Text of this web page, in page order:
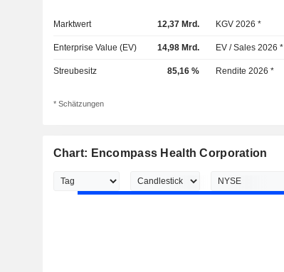
Marktwert 12,37 Mrd. KGV 2026 *
Enterprise Value (EV) 14,98 Mrd. EV / Sales 2026 *
Streubesitz 85,16 % Rendite 2026 *
* Schätzungen
Chart: Encompass Health Corporation